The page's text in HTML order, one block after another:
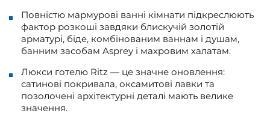
Повністю мармурові ванні кімнати підкреслюють
фактор розкоші завдяки блискучій золотій
арматурі, біде, комбінованим ваннам і душам,
банним засобам Asprey і махровим халатам.
Люкси готелю Ritz — це значне оновлення:
сатинові покривала, оксамитові лавки та
позолочені архітектурні деталі мають велике
значення.